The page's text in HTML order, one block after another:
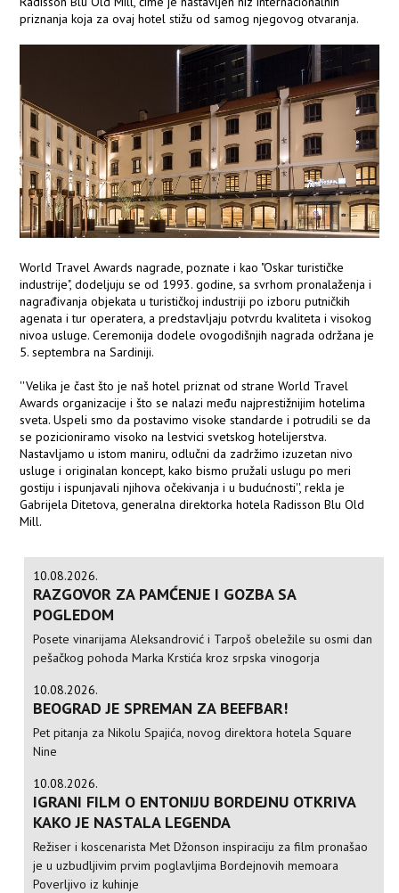
priznanja koja za ovaj hotel stižu od samog njegovog otvaranja.
World Travel Awards nagrade, poznate i kao "Oskar turističke
industrije", dodeljuju se od 1993. godine, sa svrhom pronalaženja i
nagrađivanja objekata u turističkoj industriji po izboru putničkih
agenata i tur operatera, a predstavljaju potvrdu kvaliteta i visokog
nivoa usluge. Ceremonija dodele ovogodišnjih nagrada održana je
5. septembra na Sardiniji.
''Velika je čast što je naš hotel priznat od strane World Travel
Awards organizacije i što se nalazi među najprestižnijim hotelima
sveta. Uspeli smo da postavimo visoke standarde i potrudili se da
se pozicioniramo visoko na lestvici svetskog hotelijerstva.
Nastavljamo u istom maniru, odlučni da zadržimo izuzetan nivo
usluge i originalan koncept, kako bismo pružali uslugu po meri
gostiju i ispunjavali njihova očekivanja i u budućnosti'', rekla je
Gabrijela Ditetova, generalna direktorka hotela Radisson Blu Old
Mill.
10.08.2026.
RAZGOVOR ZA PAMĆENJE I GOZBA SA
POGLEDOM
Posete vinarijama Aleksandrović i Tarpoš obeležile su osmi dan
pešačkog pohoda Marka Krstića kroz srpska vinogorja
10.08.2026.
BEOGRAD JE SPREMAN ZA BEEFBAR!
Pet pitanja za Nikolu Spajića, novog direktora hotela Square
Nine
10.08.2026.
IGRANI FILM O ENTONIJU BORDEJNU OTKRIVA
KAKO JE NASTALA LEGENDA
Režiser i koscenarista Met Džonson inspiraciju za film pronašao
je u uzbudljivim prvim poglavljima Bordejnovih memoara
Poverljivo iz kuhinje